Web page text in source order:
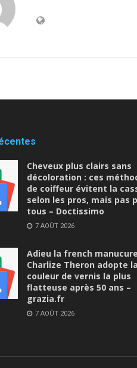
Cheveux plus clairs sans
décoloration : ces
de coiffeur évitent la
selon les pros, mais pas
tous – Doctissimo
7 AOÛT 2026
Adieu la french
Charlize Theron adopte la
couleur de vernis la plus
flatteuse après 50 ans –
grazia.fr
7 AOÛT 2026